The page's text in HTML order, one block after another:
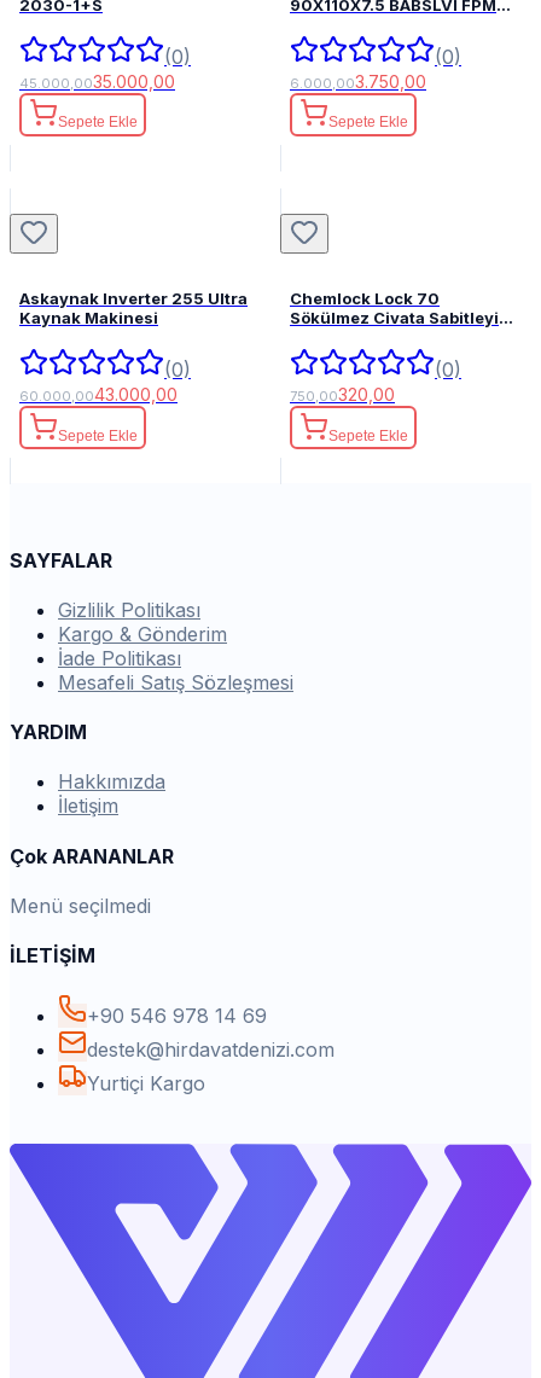
2030-1+S
(0)
45.000,0035.000,00
Sepete Ekle
90X110X7.5 BABSLVI FPM
(0)
6.000,003.750,00
Sepete Ekle
Askaynak Inverter 255 Ultra
Kaynak Makinesi
(0)
60.000,0043.000,00
Sepete Ekle
Chemlock Lock 70
Sökülmez Civata Sabitleyici
(0)
750,00320,00
Sepete Ekle
SAYFALAR
Gizlilik Politikası
Kargo & Gönderim
İade Politikası
Mesafeli Satış Sözleşmesi
YARDIM
Hakkımızda
İletişim
Çok ARANANLAR
Menü seçilmedi
İLETİŞİM
+90 546 978 14 69
destek@hirdavatdenizi.com
Yurtiçi Kargo